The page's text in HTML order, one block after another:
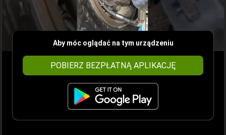
Aby móc oglądać na tym urządzeniu
POBIERZ BEZPŁATNĄ APLIKACJĘ